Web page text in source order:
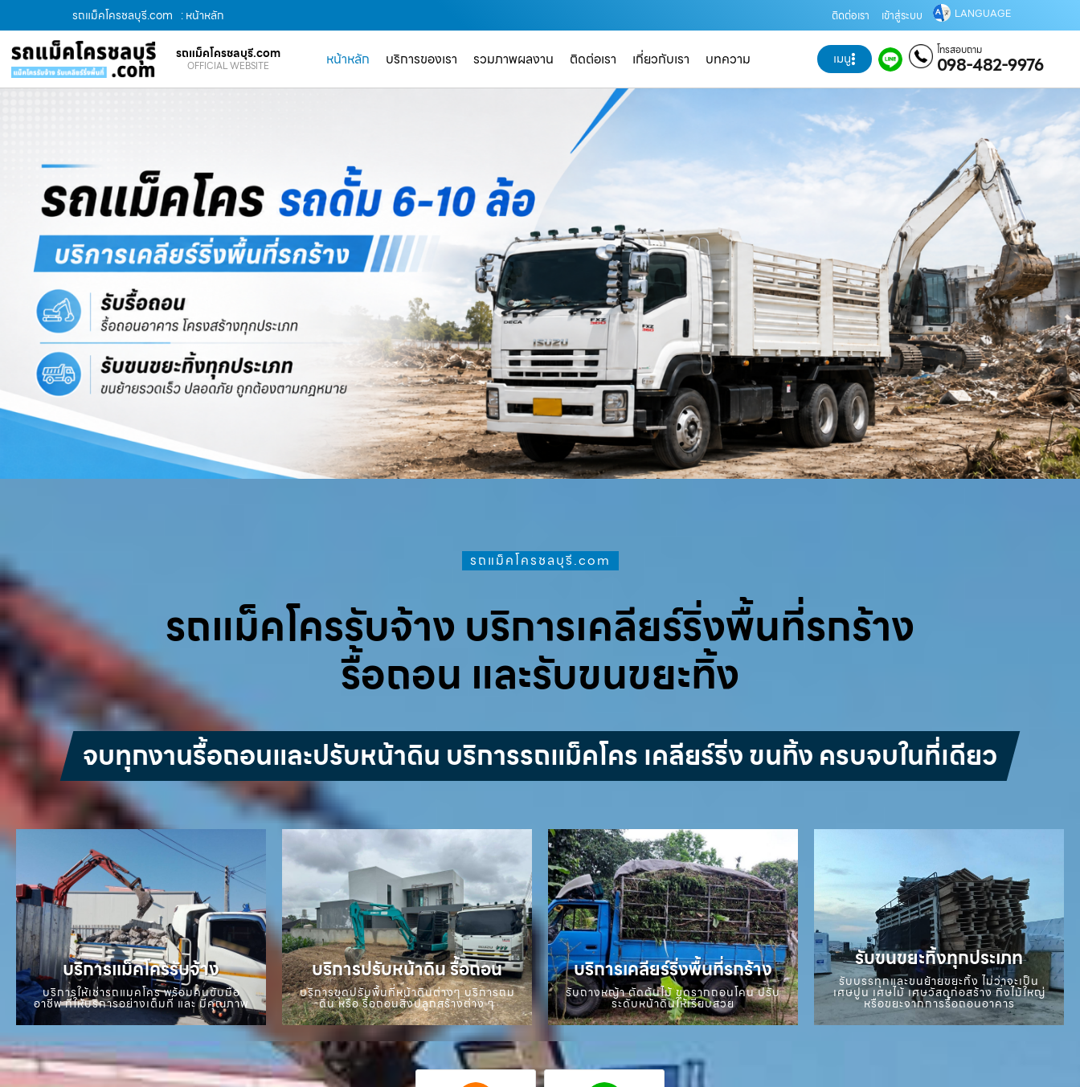
รถแม็คโครชลบุรี.com : หน้าหลัก ติดต่อเรา เข้าสู่ระบบ LANGUAGE
รถแม็คโครชลบุรี.com
OFFICIAL WEBSITE หน้าหลัก บริการของเรา รวมภาพผลงาน ติดต่อเรา เกี่ยวกับเรา บทความ เมนู โทรสอบถาม
098-482-9976
รถแม็คโครชลบุรี.com
รถแม็คโครรับจ้าง บริการเคลียร์ริ่งพื้นที่รกร้าง
รื้อถอน และรับขนขยะทิ้ง
จบทุกงานรื้อถอนและปรับหน้าดิน บริการรถแม็คโคร เคลียร์ริ่ง ขนทิ้ง ครบจบในที่เดียว
บริการแม็คโครรับจ้าง
บริการให้เช่ารถแมคโคร พร้อมคนขับมือ
อาชีพ ที่ให้บริการอย่างเต็มที่ และ มีคุณภาพ
บริการปรับหน้าดิน รื้อถอน
บริการขุดปรับพื้นที่หน้าดินต่างๆ บริการถม
ดิน หรือ รื้อถอนสิ่งปลูกสร้างต่าง ๆ
บริการเคลียร์ริ่งพื้นที่รกร้าง
รับถางหญ้า ตัดต้นไม้ ขุดรากถอนโคน ปรับ
ระดับหน้าดินให้เรียบสวย
รับขนขยะทิ้งทุกประเภท
รับบรรทุกและขนย้ายขยะทิ้ง ไม่ว่าจะเป็น
เศษปูน เศษไม้ เศษวัสดุก่อสร้าง กิ่งไม้ใหญ่
หรือขยะจากการรื้อถอนอาคาร